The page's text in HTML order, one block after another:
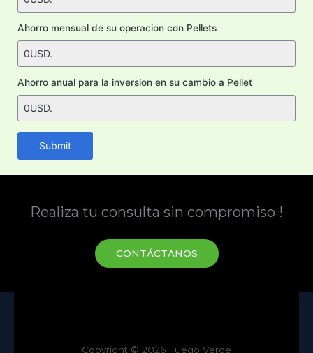
Ahorro mensual de su operacion con Pellets
Ahorro anual para la inversion en su cambio a Pellet
Submit
Realiza tu consulta sin compromiso !
CONTÁCTANOS
Copyright © 2026 Fuego Verde